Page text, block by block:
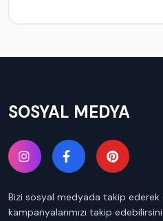
SOSYAL MEDYA
Bizi sosyal medyada takip ederek
kampanyalarımızı takip